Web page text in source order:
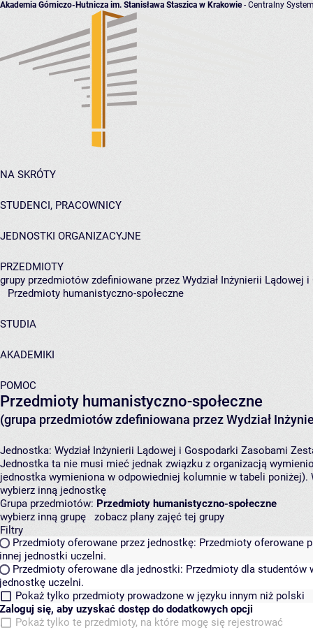
Akademia Górniczo-Hutnicza im. Stanisława Staszica w Krakowie- Centralny
NA SKRÓTY
STUDENCI, PRACOWNICY
JEDNOSTKI ORGANIZACYJNE
PRZEDMIOTY
grupy przedmiotów zdefiniowane przez Wydział Inżynierii Lądowej
Przedmioty humanistyczno-społeczne
STUDIA
AKADEMIKI
POMOC
Przedmioty humanistyczno-społeczne
(grupa przedmiotów zdefiniowana przez Wydział
Jednostka: Wydział Inżynierii Lądowej i Gospodarki Zasobami
Jednostka ta nie musi mieć jednak związku z organizacją
jednostka wymieniona w odpowiedniej kolumnie w tabeli
wybierz inną jednostkę
Grupa przedmiotów: Przedmioty humanistyczno-społeczne
wybierz inną grupę
zobacz plany zajęć tej grupy
Filtry
Przedmioty oferowane przez jednostkę: Przedmioty oferowane
innej jednostki uczelni.
Przedmioty oferowane dla jednostki: Przedmioty dla studentów
jednostkę uczelni.
Pokaż tylko przedmioty prowadzone w języku innym niż polski
Zaloguj się, aby uzyskać dostęp do dodatkowych opcji
Pokaż tylko te przedmioty, na które mogę się rejestrować